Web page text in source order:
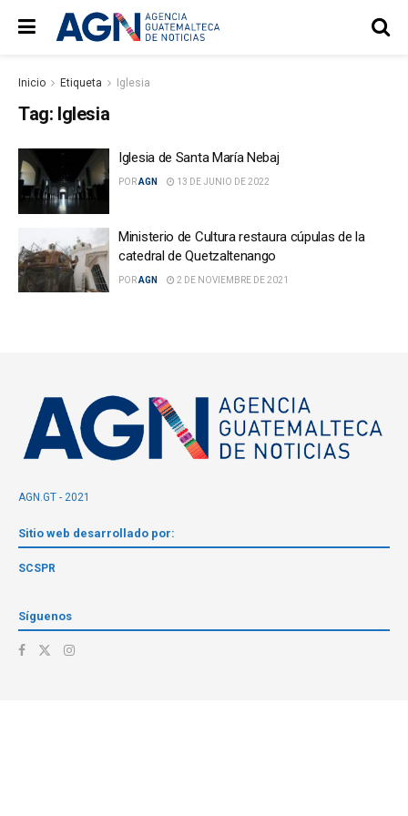
Inicio Etiqueta Iglesia
Tag: Iglesia
Iglesia de Santa María Nebaj
PORAGN 13 DE JUNIO DE 2022
Ministerio de Cultura restaura cúpulas de la
catedral de Quetzaltenango
PORAGN 2 DE NOVIEMBRE DE 2021
AGN.GT - 2021
Sitio web desarrollado por:
SCSPR
Síguenos